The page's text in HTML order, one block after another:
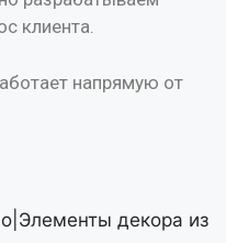
клиента.
напрямую от